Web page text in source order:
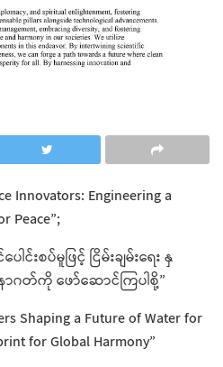
Innovators: Engineering a
Peace”;
းစပ်မူဖြင့် ငြိမ်းချမ်းရေး နှ
တ်ကို ဖော်ဆောင်ကြပါစို့”
Shaping a Future of Water for
for Global Harmony”